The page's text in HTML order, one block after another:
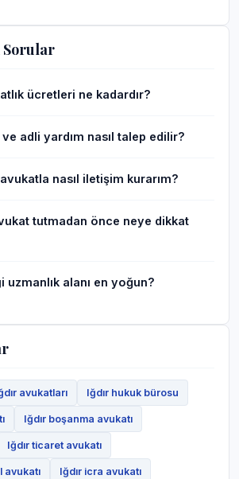
Sorular
ücretleri ne kadardır?
ve adli yardım nasıl talep edilir?
nasıl iletişim kurarım?
tutmadan önce neye dikkat
uzmanlık alanı en yoğun?
avukatları Iğdır hukuk bürosu
Iğdır boşanma avukatı
Iğdır ticaret avukatı
avukatı Iğdır icra avukatı